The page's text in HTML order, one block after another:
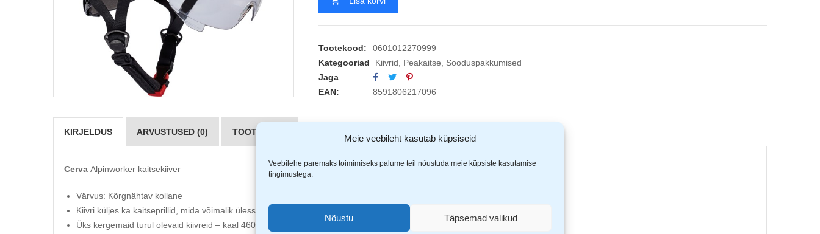
Meie veebileht kasutab küpsiseid
Veebilehe paremaks toimimiseks palume teil nõustuda meie küpsiste kasutamise
tingimustega.
Nõustu Täpsemad valikud
Tootekood:
0601012270999
Kategooriad
Kiivrid, Peakaitse, Sooduspakkumised
Jaga
EAN:
8591806217096
KIRJELDUS ARVUSTUSED (0) TOOTJAD (1)
Cerva Alpinworker kaitsekiiver
Värvus: Kõrgnähtav kollane
Kiivri küljes ka kaitseprillid, mida võimalik ülesse-alla liigutada
Üks kergemaid turul olevaid kiivreid – kaal 460g